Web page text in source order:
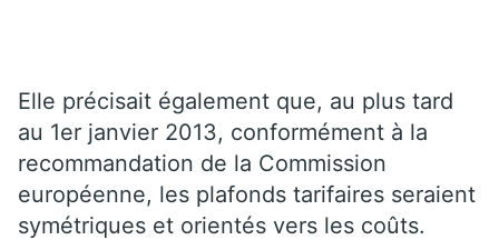
Elle précisait également que, au plus tard
au 1er janvier 2013, conformément à la
recommandation de la Commission
européenne, les plafonds tarifaires seraient
symétriques et orientés vers les coûts.